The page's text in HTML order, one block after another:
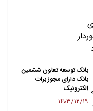
بانک توسعه تعاون ششمین
بانک دارای مجوز برات
الکترونیک
۱۴۰۳/۱۲/۱۹